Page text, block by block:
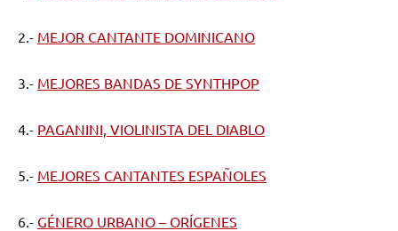
2.- MEJOR CANTANTE DOMINICANO
3.- MEJORES BANDAS DE SYNTHPOP
4.- PAGANINI, VIOLINISTA DEL DIABLO
5.- MEJORES CANTANTES ESPAÑOLES
6.- GÉNERO URBANO – ORÍGENES